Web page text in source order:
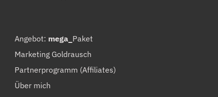
Angebot: mega_ Paket
Marketing Goldrausch
Partnerprogramm (Affiliates)
Über mich